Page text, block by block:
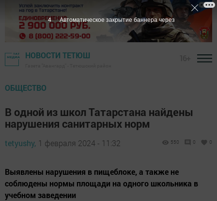
НОВОСТИ ТЕТЮШ
ОБЩЕСТВО
В одной из школ Татарстана найдены
нарушения санитарных норм
tetyushy, 1 февраля 2024 - 11:32 550 0 0
Выявлены нарушения в пищеблоке, а также не
соблюдены нормы площади на одного школьника в
учебном заведении
3 Автоматическое закрытие баннера через